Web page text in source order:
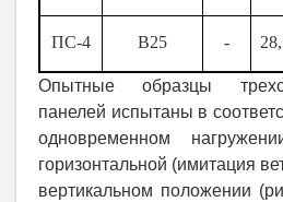
ПС-4 В25 -
Опытные образцы
панелей испытаны в
одновременном
горизонтальной (имитация
вертикальном положении